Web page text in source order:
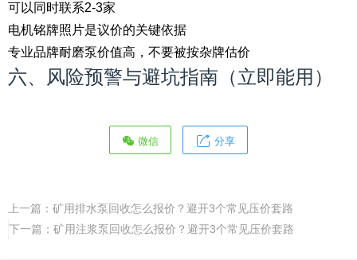
可以同时联系2-3家
电机铭牌照片是议价的关键依据
专业品牌耐磨泵价值高，不要被按杂牌估价
六、风险预警与避坑指南（立即能用）
微信 分享
上一篇： 矿用排水泵回收怎么报价？避开3个常见压价套路
下一篇： 矿用注浆泵回收怎么报价？避开3个常见压价套路